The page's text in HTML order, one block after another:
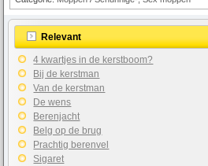
Relevant
4 kwartjes in de kerstboom?
Bij de kerstman
Van de kerstman
De wens
Berenjacht
Belg op de brug
Prachtig berenvel
Sigaret